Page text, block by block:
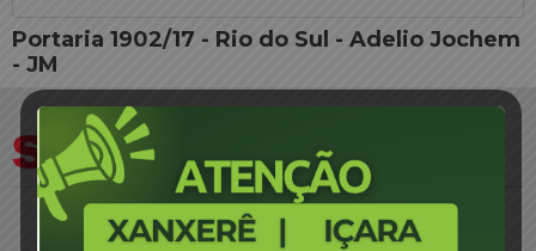
Portaria 1902/17 - Rio do Sul - Adelio Jochem
- JM